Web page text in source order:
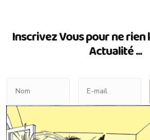
Inscrivez Vous pour ne
Actualité ...